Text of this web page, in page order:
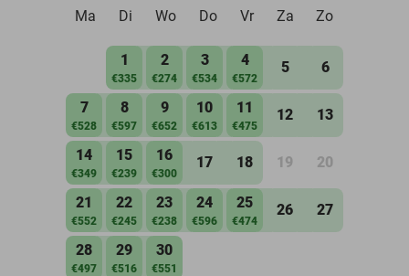
Ma
Di Wo Do Vr Za Zo
1
€335
2
€274
3
€534
4
€572
5 6
7
€528
8
€597
9
€652
10
€613
11
€475
12 13
14
€349
15
€239
16
€300
17 18 19 20
21
€552
22
€245
23
€238
24
€596
25
€474
26 27
28
€497
29
€516
30
€551